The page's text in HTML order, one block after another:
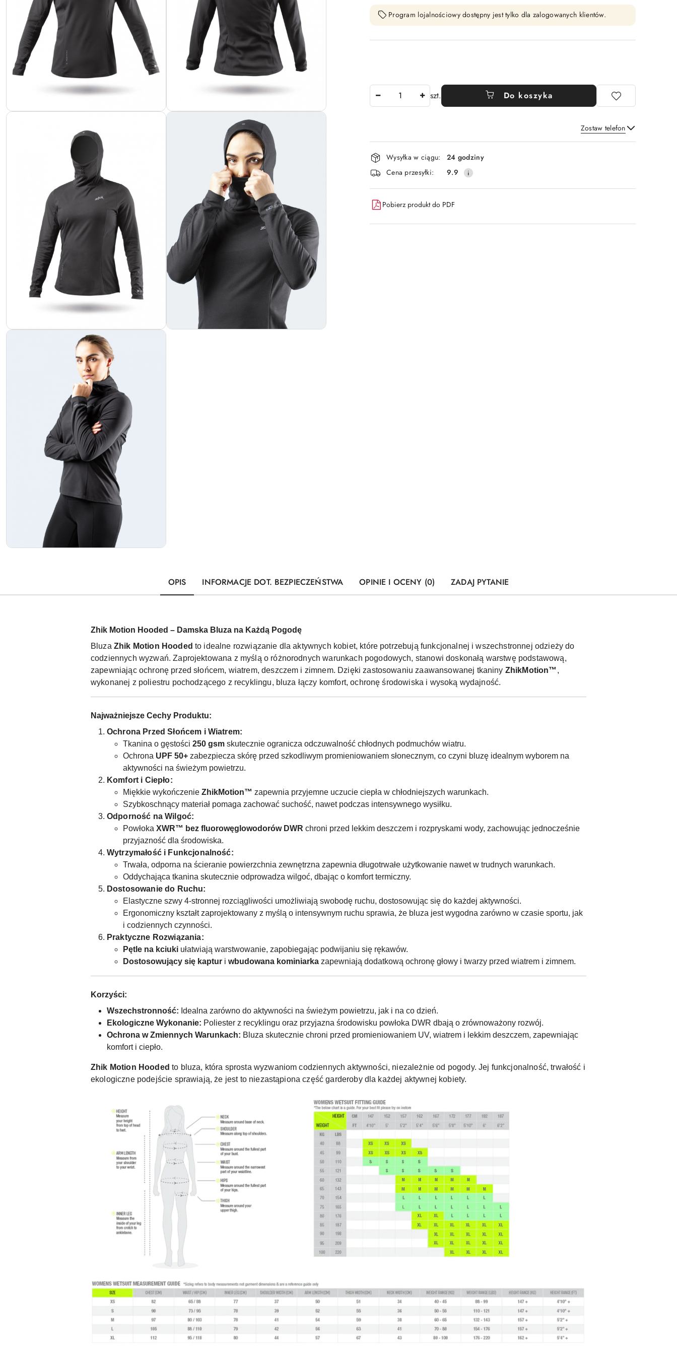
Program lojalnościowy dostępny jest tylko dla zalogowanych klientów.
szt. Do koszyka
Zostaw telefon
Wyślij
Dostępność
i
dostawa
Wysyłka w ciągu:
24 godziny
Cena przesyłki:
9.9
Pobierz produkt do PDF
OPIS INFORMACJE DOT. BEZPIECZEŃSTWA OPINIE I OCENY (0) ZADAJ PYTANIE
Zhik Motion Hooded – Damska Bluza na Każdą Pogodę
Bluza Zhik Motion Hooded to idealne rozwiązanie dla aktywnych kobiet, które potrzebują funkcjonalnej i wszechstronnej odzieży do
codziennych wyzwań. Zaprojektowana z myślą o różnorodnych warunkach pogodowych, stanowi doskonałą warstwę podstawową,
zapewniając ochronę przed słońcem, wiatrem, deszczem i zimnem. Dzięki zastosowaniu zaawansowanej tkaniny ZhikMotion™ ,
wykonanej z poliestru pochodzącego z recyklingu, bluza łączy komfort, ochronę środowiska i wysoką wydajność.
Najważniejsze Cechy Produktu:
Ochrona Przed Słońcem i Wiatrem:
Tkanina o gęstości 250 gsm skutecznie ogranicza odczuwalność chłodnych podmuchów wiatru.
Ochrona UPF 50+ zabezpiecza skórę przed szkodliwym promieniowaniem słonecznym, co czyni bluzę idealnym wyborem na
aktywności na świeżym powietrzu.
Komfort i Ciepło:
Miękkie wykończenie ZhikMotion™ zapewnia przyjemne uczucie ciepła w chłodniejszych warunkach.
Szybkoschnący materiał pomaga zachować suchość, nawet podczas intensywnego wysiłku.
Odporność na Wilgoć:
Powłoka XWR™ bez fluorowęglowodorów DWR chroni przed lekkim deszczem i rozpryskami wody, zachowując jednocześnie
przyjazność dla środowiska.
Wytrzymałość i Funkcjonalność:
Trwała, odporna na ścieranie powierzchnia zewnętrzna zapewnia długotrwałe użytkowanie nawet w trudnych warunkach.
Oddychająca tkanina skutecznie odprowadza wilgoć, dbając o komfort termiczny.
Dostosowanie do Ruchu:
Elastyczne szwy 4-stronnej rozciągliwości umożliwiają swobodę ruchu, dostosowując się do każdej aktywności.
Ergonomiczny kształt zaprojektowany z myślą o intensywnym ruchu sprawia, że bluza jest wygodna zarówno w czasie sportu, jak
i codziennych czynności.
Praktyczne Rozwiązania:
Pętle na kciuki ułatwiają warstwowanie, zapobiegając podwijaniu się rękawów.
Dostosowujący się kaptur i wbudowana kominiarka zapewniają dodatkową ochronę głowy i twarzy przed wiatrem i zimnem.
Korzyści:
Wszechstronność: Idealna zarówno do aktywności na świeżym powietrzu, jak i na co dzień.
Ekologiczne Wykonanie: Poliester z recyklingu oraz przyjazna środowisku powłoka DWR dbają o zrównoważony rozwój.
Ochrona w Zmiennych Warunkach: Bluza skutecznie chroni przed promieniowaniem UV, wiatrem i lekkim deszczem, zapewniając
komfort i ciepło.
Zhik Motion Hooded to bluza, która sprosta wyzwaniom codziennych aktywności, niezależnie od pogody. Jej funkcjonalność, trwałość i
ekologiczne podejście sprawiają, że jest to niezastąpiona część garderoby dla każdej aktywnej kobiety.